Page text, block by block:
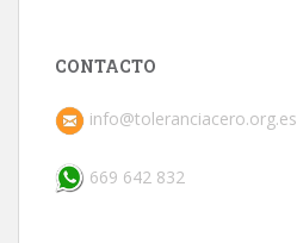
CONTACTO
info@toleranciacero.org.es
669 642 832